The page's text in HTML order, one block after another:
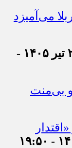
می‌آمیزد
۲۷ تیر ۱۴۰۵ -
و بی‌منت